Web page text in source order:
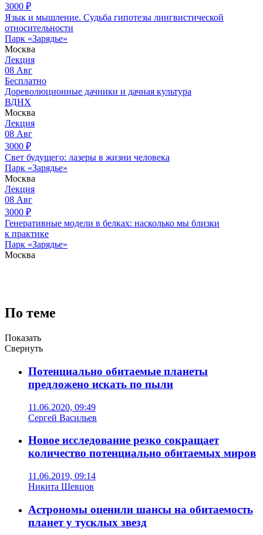
3000 ₽
Язык и мышление. Судьба гипотезы лингвистической
относительности
Парк «Зарядье»
Москва
Лекция
08 Авг
Бесплатно
Дореволюционные дачники и дачная культура
ВДНХ
Москва
Лекция
08 Авг
3000 ₽
Свет будущего: лазеры в жизни человека
Парк «Зарядье»
Москва
Лекция
08 Авг
3000 ₽
Генеративные модели в белках: насколько мы близки
к практике
Парк «Зарядье»
Москва
По теме
Показать
Свернуть
Потенциально обитаемые планеты
предложено искать по пыли
11.06.2020, 09:49
Сергей Васильев
Новое исследование резко сокращает
количество потенциально обитаемых миров
11.06.2019, 09:14
Никита Шевцов
Астрономы оценили шансы на обитаемость
планет у тусклых звезд